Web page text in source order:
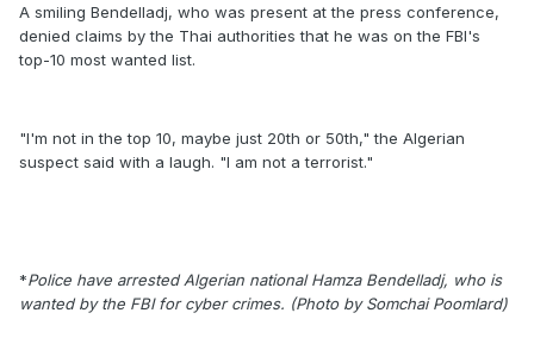
A smiling Bendelladj, who was present at the press conference,
denied claims by the Thai authorities that he was on the FBI's
top-10 most wanted list.
"I'm not in the top 10, maybe just 20th or 50th," the Algerian
suspect said with a laugh. "I am not a terrorist."
*Police have arrested Algerian national Hamza Bendelladj, who is
wanted by the FBI for cyber crimes. (Photo by Somchai Poomlard)